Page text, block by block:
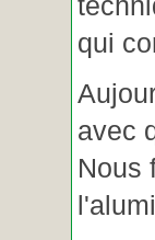
qui
avec
Nous